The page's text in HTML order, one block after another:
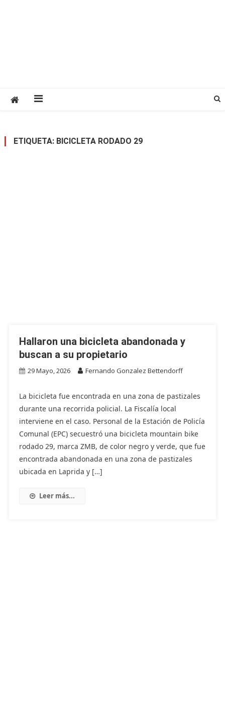
ETIQUETA: BICICLETA RODADO 29
Hallaron una bicicleta abandonada y
buscan a su propietario
29 Mayo, 2026 Fernando Gonzalez Bettendorff
La bicicleta fue encontrada en una zona de pastizales
durante una recorrida policial. La Fiscalía local
interviene en el caso. Personal de la Estación de Policía
Comunal (EPC) secuestró una bicicleta mountain bike
rodado 29, marca ZMB, de color negro y verde, que fue
encontrada abandonada en una zona de pastizales
ubicada en Laprida y […]
Leer más...